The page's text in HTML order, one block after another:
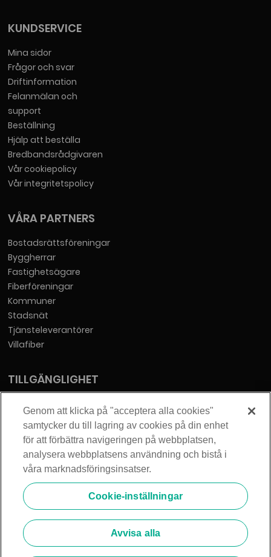
KUNDSERVICE
Mina sidor
Frågor och svar
Driftinformation
Felanmälan och
support
Beställning
Hjälp att beställa
Bredbandsrådgivaren
Vår cookiepolicy
Vår integritetspolicy
VÅRA PARTNERS
Bostadsrättsföreningar
Byggherrar
Fastighetsägare
Fiberföreningar
Kommuner
Stadsnät
Tjänsteleverantörer
Villafiber
TILLGÄNGLIGHET
Tillgänglighetsredogörelse
KONTAKT
Telia Sverige AB
Orgnummer: 556430-0142
Säte: Stockholm
info@zmarket.se
Genom att klicka på "acceptera alla cookies"
samtycker du till lagring av cookies på din enhet
för att förbättra navigeringen på webbplatsen,
analysera webbplatsens användning och bistå i
våra marknadsföringsinsatser.
Cookie-inställningar
Avvisa alla